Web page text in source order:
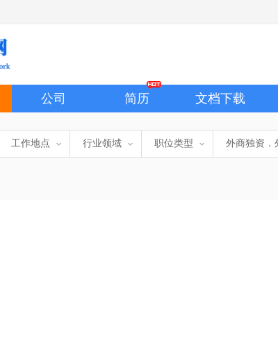
公司 简历 文档下载
工作地点 行业领域 职位类型